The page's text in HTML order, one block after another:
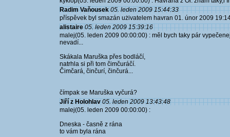
Radim Vaňousek 05. leden 2009 15:44:33
příspěvek byl smazán użivatelem havran 01. únor 2009
alistaire 05. leden 2009 15:39:16
malej(05. leden 2009 00:00:00) : měl bych taky pár
nevadí...
Skákala Maruška přes bodláčí,
natrhla si při tom čimčuráčí.
Čimčará, činčurí, činčurá...
čímpak se Maruška vyčurá?
Jiří z Holohlav 05. leden 2009 13:43:48
malej(05. leden 2009 00:00:00) :
Dneska - časně z rána
to vám byla rána